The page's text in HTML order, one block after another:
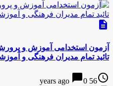
description
آزمون استخدامی آموزش و
تائید تمام مدیران فرهنگی و
access_time
56 years ago
chat_bubble0